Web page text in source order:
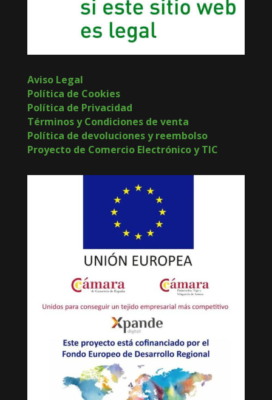
Aviso Legal
Política de Cookies
Política de Privacidad
Términos y Condiciones de venta
Política de devoluciones y reembolso
Proyecto de Comercio Electrónico y TIC